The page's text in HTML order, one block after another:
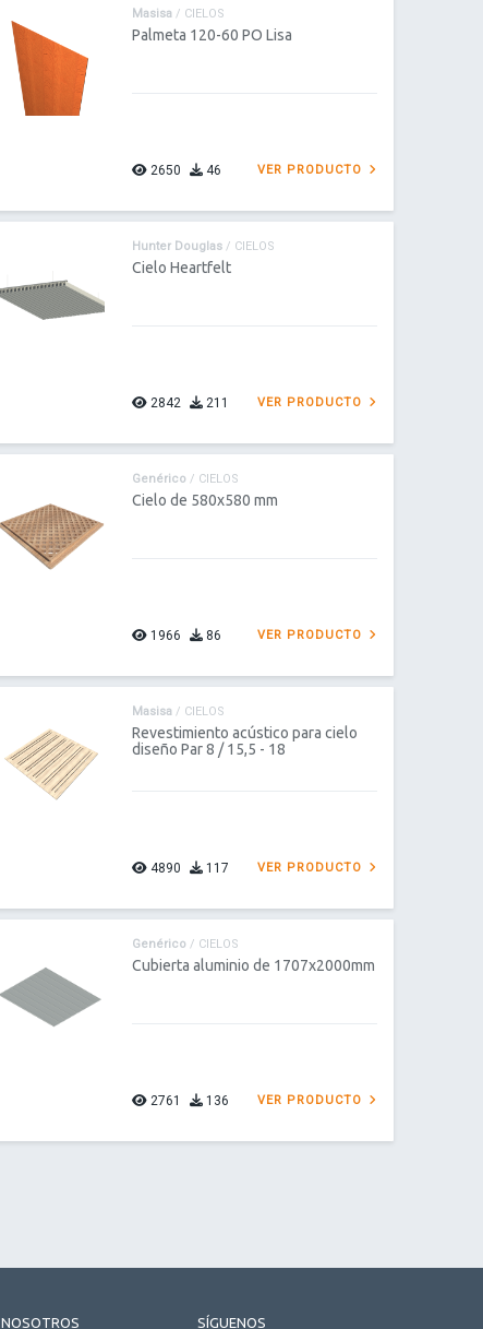
Masisa / CIELOS
Palmeta 120-60 PO Lisa
2650 46 VER PRODUCTO
Hunter Douglas / CIELOS
Cielo Heartfelt
2842 211 VER PRODUCTO
Genérico / CIELOS
Cielo de 580x580 mm
1966 86 VER PRODUCTO
Masisa / CIELOS
Revestimiento acústico para cielo
diseño Par 8 / 15,5 - 18
4890 117 VER PRODUCTO
Genérico / CIELOS
Cubierta aluminio de 1707x2000mm
2761 136 VER PRODUCTO
NOSOTROS SÍGUENOS